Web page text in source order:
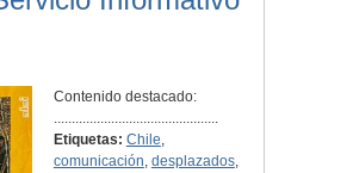
Contenido destacado:
..............................................
Etiquetas: Chile,
comunicación, desplazados,